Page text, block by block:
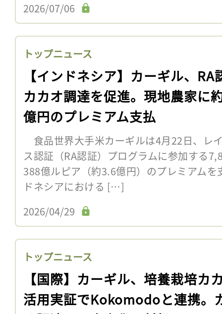
2026/07/06
トップニュース
【インドネシア】カーギル、RA
カカオ調達を促進。現地農家に
億円のプレミアム支払
食品世界大手米カーギルは4月22日、レ
ス認証（RA認証）プログラムに参加する
388億ルピア（約3.6億円）のプレミアム
ドネシアにおける […]
2026/04/29
トップニュース
【国際】カーギル、培養栽培カ
活用実証でKokomodoと連携。